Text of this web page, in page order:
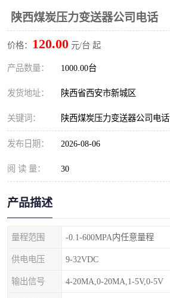
陕西煤炭压力变送器公司电话
价格： 120.00 元/台 起
产品数量： 1000.00台
发货地址： 陕西省西安市新城区
关键词： 陕西煤炭压力变送器公司电话
发布日期： 2026-08-06
阅 读 量： 30
产品描述
量程范围 -0.1-600MPA内任意量程
供电电压 9-32VDC
输出信号 4-20MA,0-20MA,1-5V,0-5V